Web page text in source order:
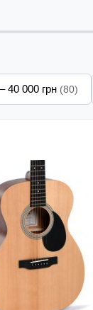
40 000 грн (80)